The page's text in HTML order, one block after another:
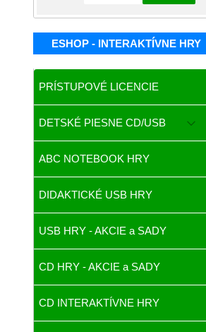
ESHOP - INTERAKTÍVNE HRY
PRÍSTUPOVÉ LICENCIE
DETSKÉ PIESNE CD/USB
ABC NOTEBOOK HRY
DIDAKTICKÉ USB HRY
USB HRY - AKCIE a SADY
CD HRY - AKCIE a SADY
CD INTERAKTÍVNE HRY